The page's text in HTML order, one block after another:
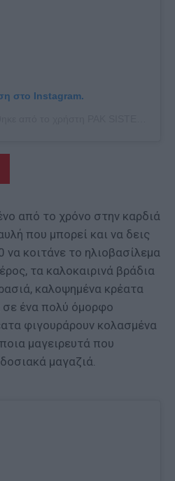
στο Instagram.
από το χρόνο στην καρδιά
που μπορεί και να δεις
κοιτάνε το ηλιοβασίλεμα
τα καλοκαιρινά βράδια
καλοψημένα κρέατα
σε ένα πολύ όμορφο
φιγουράρουν κολασμένα
μαγειρευτά που
μαγαζιά.